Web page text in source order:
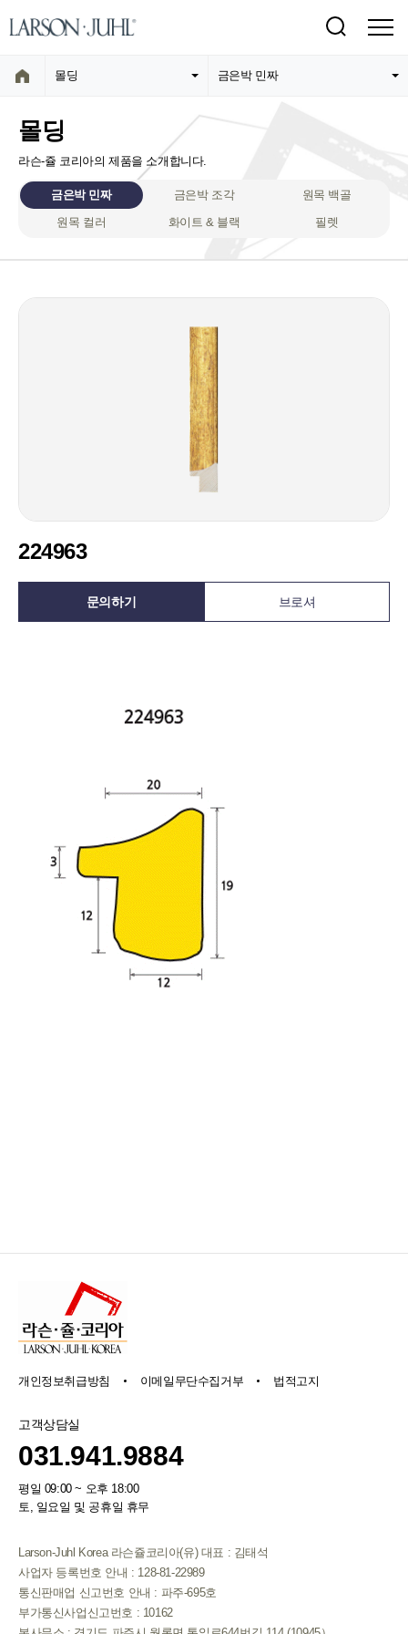
몰딩 금은박 민짜
몰딩
라슨-쥴 코리아의 제품을 소개합니다.
금은박 민짜 금은박 조각
원목 백골
원목 컬러
화이트 & 블랙 필렛
224963
문의하기 브로셔
개인정보취급방침 이메일무단수집거부 법적고지
고객상담실
031.941.9884
평일 09:00 ~ 오후 18:00
토, 일요일 및 공휴일 휴무
Larson-Juhl Korea 라슨쥴코리아(유) 대표 : 김태석
사업자 등록번호 안내 : 128-81-22989
통신판매업 신고번호 안내 : 파주-695호
부가통신사업신고번호 : 10162